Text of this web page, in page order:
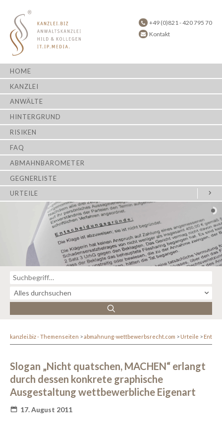
+49 (0)821 - 420 795 70
Kontakt
HOME
KANZLEI
ANWÄLTE
HINTERGRUND
RISIKEN
FAQ
ABMAHNBAROMETER
GEGNERLISTE
URTEILE
kanzlei.biz - Themenseiten abmahnung-wettbewerbsrecht.com Urteile
Slogan „Nicht quatschen, MACHEN“ erlangt
durch dessen konkrete graphische
Ausgestaltung wettbewerbliche Eigenart
17. August 2011